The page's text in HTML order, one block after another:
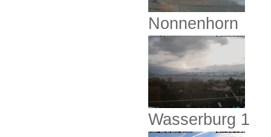
Nonnenhorn
Wasserburg 1